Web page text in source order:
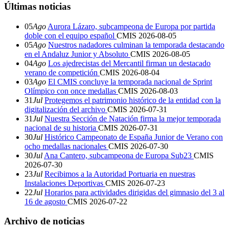
Últimas noticias
05Ago Aurora Lázaro, subcampeona de Europa por partida
doble con el equipo español CMIS 2026-08-05
05Ago Nuestros nadadores culminan la temporada destacando
en el Andaluz Junior y Absoluto CMIS 2026-08-05
04Ago Los ajedrecistas del Mercantil firman un destacado
verano de competición CMIS 2026-08-04
03Ago El CMIS concluye la temporada nacional de Sprint
Olímpico con once medallas CMIS 2026-08-03
31Jul Protegemos el patrimonio histórico de la entidad con la
digitalización del archivo CMIS 2026-07-31
31Jul Nuestra Sección de Natación firma la mejor temporada
nacional de su historia CMIS 2026-07-31
30Jul Histórico Campeonato de España Junior de Verano con
ocho medallas nacionales CMIS 2026-07-30
30Jul Ana Cantero, subcampeona de Europa Sub23 CMIS
2026-07-30
23Jul Recibimos a la Autoridad Portuaria en nuestras
Instalaciones Deportivas CMIS 2026-07-23
22Jul Horarios para actividades dirigidas del gimnasio del 3 al
16 de agosto CMIS 2026-07-22
Archivo de noticias